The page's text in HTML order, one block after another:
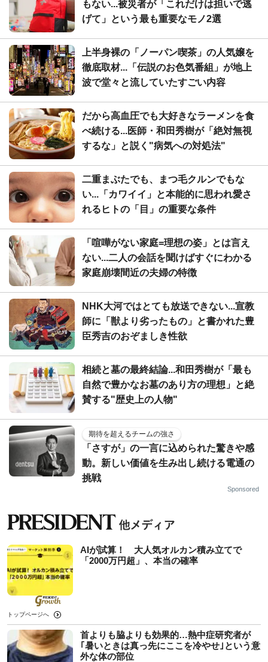
もない...被災者が「これだけは担いで逃
げて」という最も重要なモノ2選
上半身裸の「ノーパン喫茶」の人気嬢を
徹底取材...「伝説のお色気番組」が地上
波で堂々と流していたすごい内容
だから高血圧でも大好きなラーメンを食
べ続ける...医師・和田秀樹が「絶対無視
するな」と説く"病気への対処法"
二重まぶたでも、まつ毛クルンでもな
い...「カワイイ」と本能的に思われ愛さ
れるヒトの「目」の重要な条件
「喧嘩がない家庭=理想の姿」とは言え
ない...二人の会話を聞けばすぐにわかる
家庭崩壊間近の夫婦の特徴
NHK大河ではとても放送できない...宣教
師に「獣より劣ったもの」と書かれた豊
臣秀吉のおぞましき性欲
相続と墓の最終結論...和田秀樹が「最も
自然で豊かなお墓のあり方の理想」と絶
賛する"歴史上の人物"
期待を超えるチームの強さ
「さすが」の一言に込められた驚きや感
動。新しい価値を生み出し続ける電通の
挑戦
Sponsored
AIが試算！ 大人気オルカン積み立てで
「2000万円超」、本当の確率
トップページへ
首よりも脇よりも効果的…熱中症研究者が
｢暑いときは真っ先にここを冷やせ｣という意
外な体の部位